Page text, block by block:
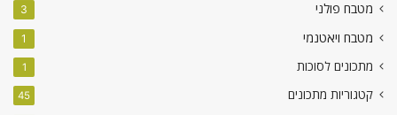
מטבח פולני 3
מטבח ויאטנמי 1
מתכונים לסוכות 1
קטגוריות מתכונים 45